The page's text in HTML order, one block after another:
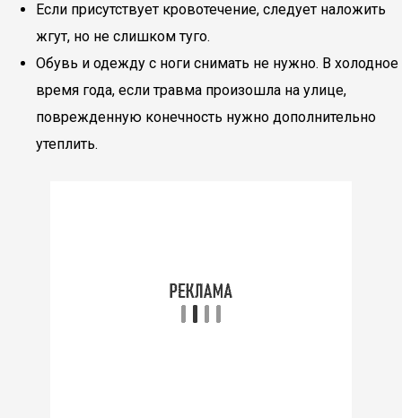
Если присутствует кровотечение, следует наложить
жгут, но не слишком туго.
Обувь и одежду с ноги снимать не нужно. В холодное
время года, если травма произошла на улице,
поврежденную конечность нужно дополнительно
утеплить.